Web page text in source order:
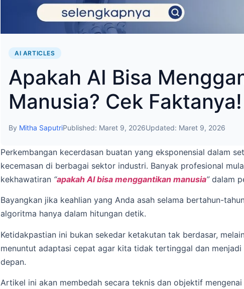
AI ARTICLES
Apakah AI Bisa
Manusia? Cek Faktanya!
By Mitha SaputriPublished: Maret 9, 2026Updated: Maret 9, 2026
Perkembangan kecerdasan buatan yang eksponensial dalam
kecemasan di berbagai sektor industri. Banyak profesional
kekhawatiran “apakah AI bisa menggantikan manusia”dalam
Bayangkan jika keahlian yang Anda asah selama bertahun-
algoritma hanya dalam hitungan detik.
Ketidakpastian ini bukan sekedar ketakutan tak berdasar,
menuntut adaptasi cepat agar kita tidak tertinggal dan
depan.
Artikel ini akan membedah secara teknis dan objektif